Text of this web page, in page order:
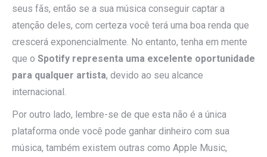
seus fãs, então se a sua música conseguir captar a
atenção deles, com certeza você terá uma boa renda que
crescerá exponencialmente. No entanto, tenha em mente
que o Spotify representa uma excelente oportunidade
para qualquer artista, devido ao seu alcance
internacional.
Por outro lado, lembre-se de que esta não é a única
plataforma onde você pode ganhar dinheiro com sua
música, também existem outras como Apple Music,